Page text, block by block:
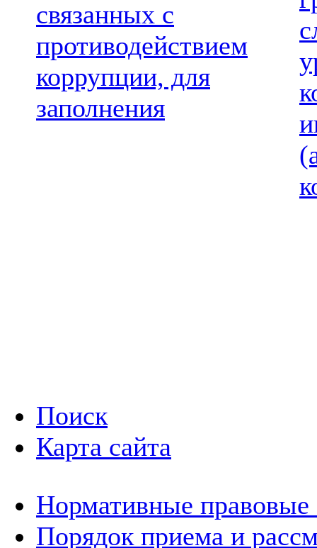
связанных с
противодействием
коррупции, для
заполнения
Поиск
Карта сайта
Нормативные правовые
Порядок приема и